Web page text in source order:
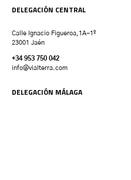
DELEGACIÓN CENTRAL
Calle Ignacio Figueroa,1A-1º
23001 Jaén
+34 953 750 042
info@vialterra.com
DELEGACIÓN MÁLAGA